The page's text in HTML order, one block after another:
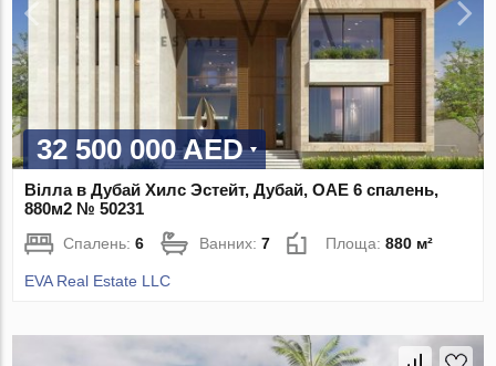
32 500 000 AED
Вілла в Дубай Хилс Эстейт, Дубай, ОАЕ 6 спалень,
880м2 № 50231
Спалень:6 Ванних:7 Площа:880 м²
EVA Real Estate LLC